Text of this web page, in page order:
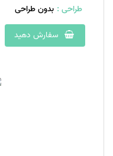
طراحی : بدون طراحی
سفارش دهید